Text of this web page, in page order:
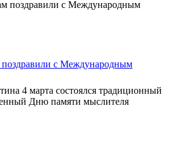
поздравили с Международным